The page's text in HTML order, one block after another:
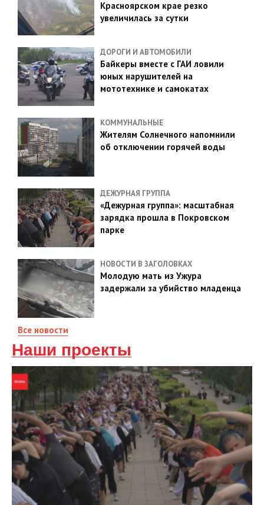
Красноярском крае резко
увеличилась за сутки
ДОРОГИ И АВТОМОБИЛИ
Байкеры вместе с ГАИ ловили
юных нарушителей на
мототехнике и самокатах
КОММУНАЛЬНЫЕ
Жителям Солнечного напомнили
об отключении горячей воды
ДЕЖУРНАЯ ГРУППА
«Дежурная группа»: масштабная
зарядка прошла в Покровском
парке
НОВОСТИ В ЗАГОЛОВКАХ
Молодую мать из Ужура
задержали за убийство младенца
Все новости
Наши проекты